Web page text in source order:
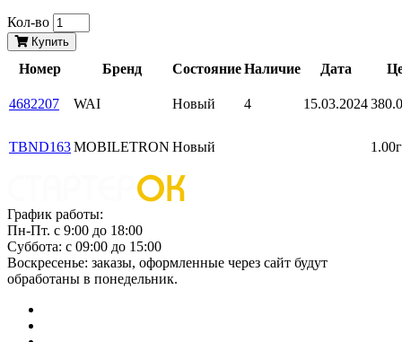
Кол-во
Купить
Номер Бренд СостояниеНаличие Дата
4682207 WAI Новый 4 15.03.2024
TBND163MOBILETRON Новый
График работы:
Пн-Пт. с 9:00 до 18:00
Суббота: с 09:00 до 15:00
Воскресенье: заказы, оформленные через сайт будут
обработаны в понедельник.